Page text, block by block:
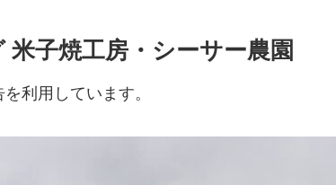
子焼工房・シーサー農園
利用しています。